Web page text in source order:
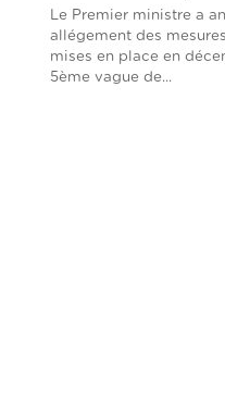
Le Premier ministre a
allégement des
mises en place en
5ème vague de...